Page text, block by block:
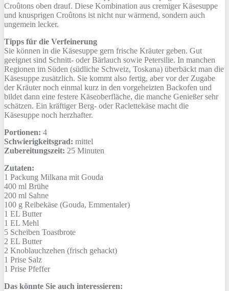
Croûtons oben drauf. Diese Kombination aus cremiger Käsesuppe
und knusprigen Croûtons ist nicht nur wärmend, sondern auch
ungemein lecker.
Tipps für die Verfeinerung
Sie können in die Käsesuppe gern frische Kräuter geben. Gut
geeignet sind Schnitt- oder Bärlauch sowie Petersilie. In manchen
Regionen im Süden (südliche Schweiz, Toskana) überbäckt man die
Käsesuppe zusätzlich. Sie kommt also fertig, aber vor der Zugabe
der Kräuter noch einmal kurz in den vorgeheizten Backofen und
bildet dann eine festere Käseoberfläche, die manche Genießer sehr
schätzen. Ein kräftiger Berg- oder Raclettekäse macht die
Käsesuppe noch herzhafter.
Portionen: 4
Schwierigkeitsgrad: mittel
Zubereitungszeit: 25 Minuten
Zutaten:
1 Packung Milkana mit Gouda
400 ml Brühe
200 ml Sahne
100 g Reibekäse (Gouda, Emmentaler)
1 EL Butter
1 EL Mehl
5 Scheiben Toastbrote
2 EL Butter
2 Knoblauchzehen (frisch gehackt)
1 Prise Salz
1 Prise Pfeffer
Das könnte Sie auch interessieren: